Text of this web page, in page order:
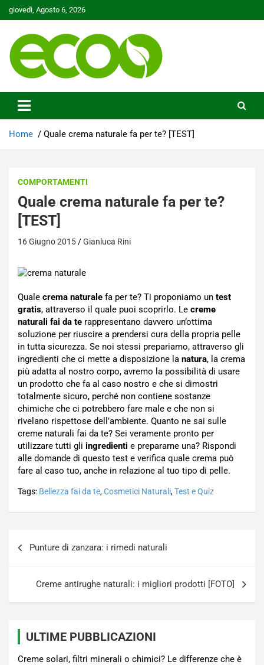
Skip
to
giovedì, Agosto 6, 2026
Ecoo.it
Home Quale crema naturale fa per te? [TEST]
COMPORTAMENTI
Quale crema naturale fa per te?
[TEST]
16 Giugno 2015 Gianluca Rini
Quale crema naturale fa per te? Ti proponiamo un test
gratis, attraverso il quale puoi scoprirlo. Le creme
naturali fai da te rappresentano davvero un’ottima
soluzione per riuscire a prendersi cura della propria pelle
in tutta sicurezza. Se noi stessi prepariamo, attraverso gli
ingredienti che ci mette a disposizione la natura, la crema
più adatta al nostro corpo, avremo la possibilità di usare
un prodotto che fa al caso nostro e che si dimostri
totalmente sicuro, perché non contiene sostanze
chimiche che ci potrebbero fare male e che non si
rivelano rispettose dell’ambiente. Quanto ne sai sulle
creme naturali fai da te? Sei veramente pronto per
utilizzare tutti gli ingredienti e prepararne una? Rispondi
alle domande di questo test e verifica quale crema può
fare al caso tuo, anche in relazione al tuo tipo di pelle.
Tags: Bellezza fai da te,Cosmetici Naturali,Test e Quiz
Punture di zanzara: i rimedi naturali
Creme antirughe naturali: i migliori prodotti [FOTO]
ULTIME PUBBLICAZIONI
Creme solari, filtri minerali o chimici? Le differenze che è